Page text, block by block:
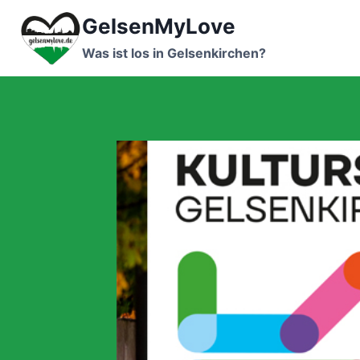
Inhalt
springen
GelsenMyLove
Was ist los in Gelsenkirchen?